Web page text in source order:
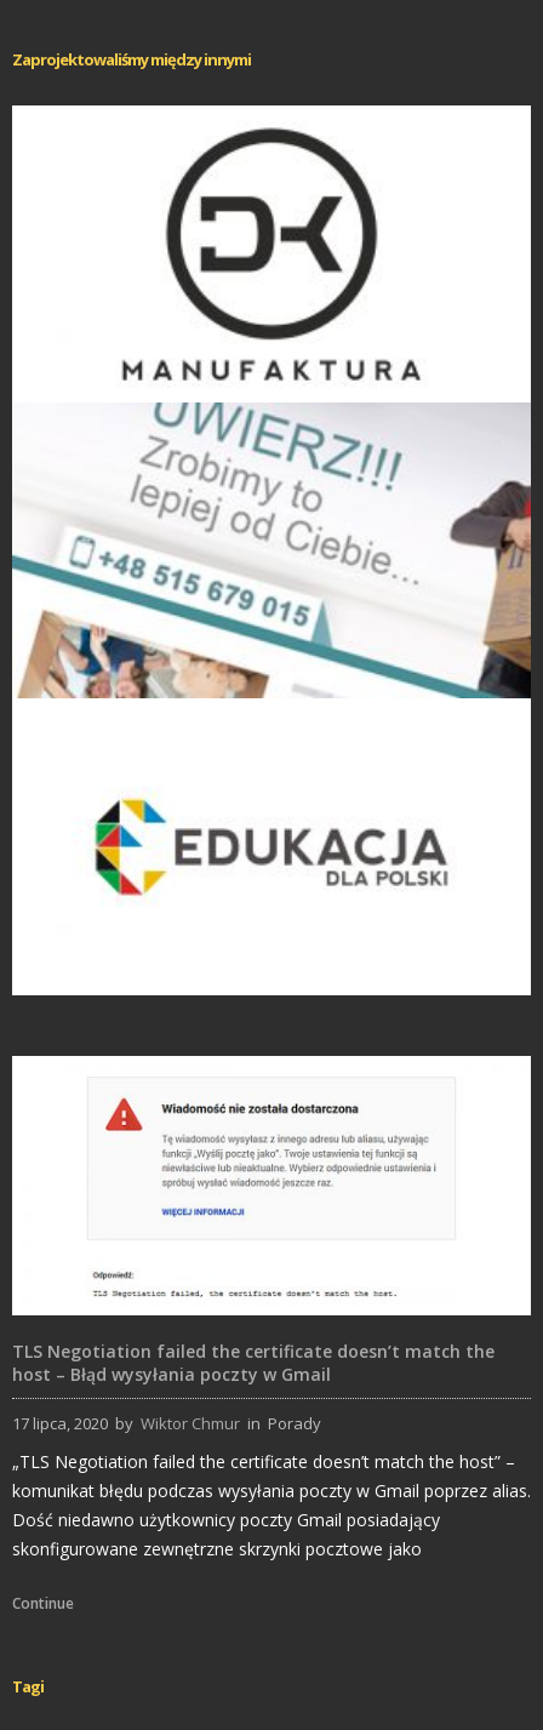
Zaprojektowaliśmy między innymi
Projekty logo
TLS Negotiation failed the certificate doesn’t match the
host – Błąd wysyłania poczty w Gmail
17 lipca, 2020 by Wiktor Chmur in Porady
„TLS Negotiation failed the certificate doesn’t match the host” –
komunikat błędu podczas wysyłania poczty w Gmail poprzez alias.
Dość niedawno użytkownicy poczty Gmail posiadający
skonfigurowane zewnętrzne skrzynki pocztowe jako
Continue
Tagi